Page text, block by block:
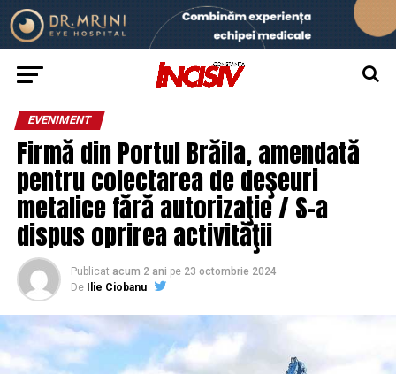
EVENIMENT
Firmă din Portul Brăila, amendată
pentru colectarea de deşeuri
metalice fără autorizaţie / S-a
dispus oprirea activităţii
Publicat acum 2 ani pe 23 octombrie 2024
De
Ilie Ciobanu